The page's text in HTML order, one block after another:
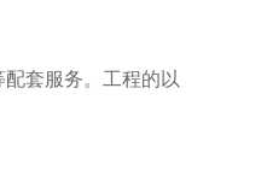
套服务。工程的以